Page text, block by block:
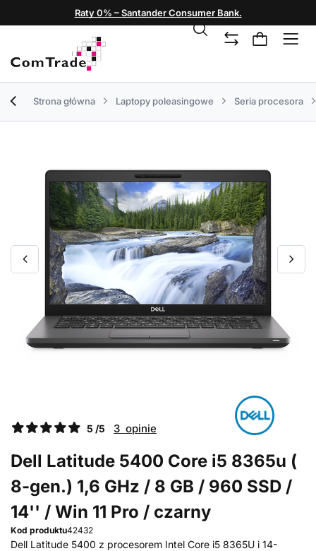
Raty 0% – Santander Consumer Bank.
Strona główna Laptopy poleasingowe Seria procesora
5 /5 3 opinie
Dell Latitude 5400 Core i5 8365u (
8-gen.) 1,6 GHz / 8 GB / 960 SSD /
14'' / Win 11 Pro / czarny
Kod produktu42432
Dell Latitude 5400 z procesorem Intel Core i5 8365U i 14-